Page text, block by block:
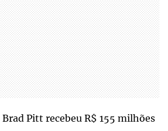
Pitt recebeu R$ 155 milhões